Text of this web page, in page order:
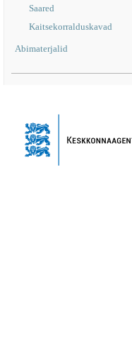
Saared
Kaitsekorralduskavad
Abimaterjalid